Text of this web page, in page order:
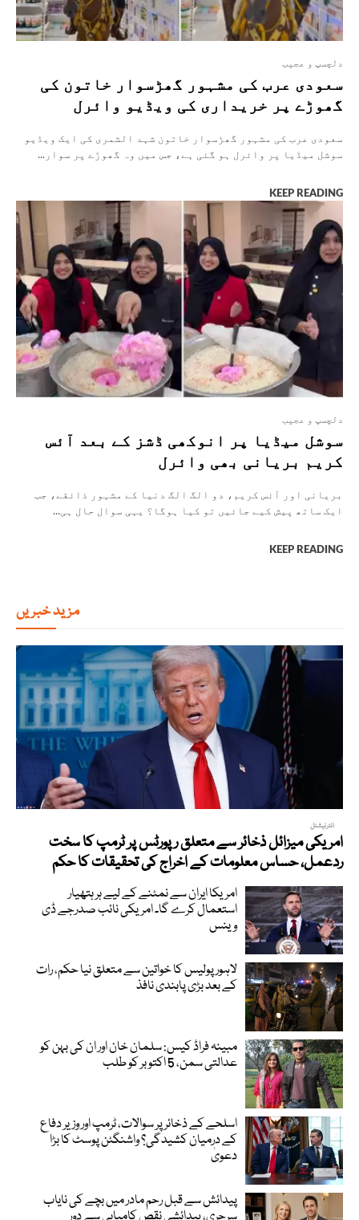
دلچسپ و عجیب
سعودی عرب کی مشہور گھڑسوار خاتون کی
گھوڑے پر خریداری کی ویڈیو وائرل
سعودی عرب کی مشہور گھڑسوار خاتون شہد الشمری کی ایک ویڈیو
سوشل میڈیا پر وائرل ہو گئی ہے، جس میں وہ گھوڑے پر سوار...
KEEP READING
دلچسپ و عجیب
سوشل میڈیا پر انوکھی ڈشز کے بعد آئس
کریم بریانی بھی وائرل
بریانی اور آئس کریم، دو الگ الگ دنیا کے مشہور ذائقے، جب
ایک ساتھ پیش کیے جائیں تو کیا ہوگا؟ یہی سوال حال ہی...
KEEP READING
مزید خبریں
انٹرنیشنل
امریکی میزائل ذخائر سے متعلق رپورٹس پر ٹرمپ کا سخت
ردعمل، حساس معلومات کے اخراج کی تحقیقات کا حکم
امریکا ایران سے نمٹنے کے لیے ہر ہتھیار
استعمال کرے گا۔ امریکی نائب صدرجے ڈی
وینس
لاہور پولیس کا خواتین سے متعلق نیا حکم، رات
کے بعد بڑی پابندی نافذ
مبینہ فراڈ کیس: سلمان خان اور ان کی بہن کو
عدالتی سمن، 5 اکتوبر کو طلب
اسلحے کے ذخائر پر سوالات، ٹرمپ اور وزیر دفاع
کے درمیان کشیدگی؟ واشنگٹن پوسٹ کا بڑا
دعویٰ
پیدائش سے قبل رحم مادر میں بچے کی نایاب